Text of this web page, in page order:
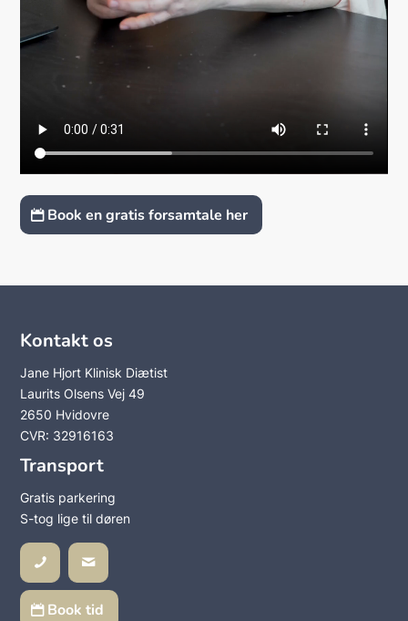
Book en gratis forsamtale her
Kontakt os
Jane Hjort Klinisk Diætist
Laurits Olsens Vej 49
2650 Hvidovre
CVR: 32916163
Transport
Gratis parkering
S-tog lige til døren
Book tid